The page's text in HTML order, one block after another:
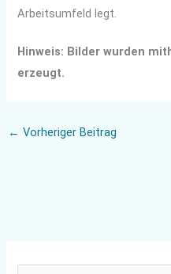
Arbeitsumfeld legt.
Hinweis: Bilder wurden
erzeugt.
← Vorheriger Beitrag